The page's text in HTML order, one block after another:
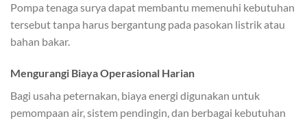
Pompa tenaga surya dapat membantu memenuhi kebutuhan
tersebut tanpa harus bergantung pada pasokan listrik atau
bahan bakar.
Mengurangi Biaya Operasional Harian
Bagi usaha peternakan, biaya energi digunakan untuk
pemompaan air, sistem pendingin, dan berbagai kebutuhan